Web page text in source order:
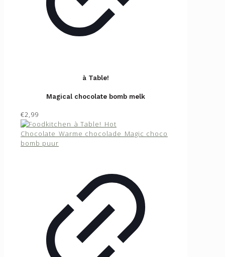
à Table!
Magical chocolate bomb melk
€2,99